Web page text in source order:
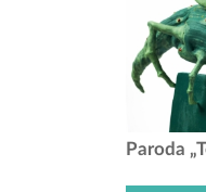
Tado
Paroda